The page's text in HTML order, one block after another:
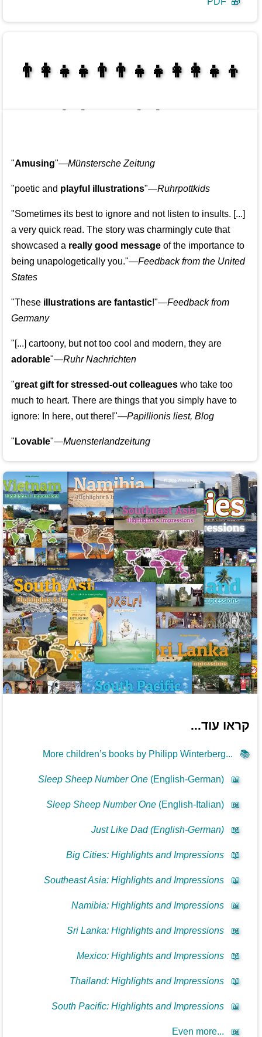
👩‍👩‍👧‍👦👨‍👨‍👧‍👧👨‍👩‍👧‍👧
"Amusing"—Münstersche Zeitung
"poetic and playful illustrations"—Ruhrpottkids
"Sometimes its best to ignore and not listen to insults. [...]
a very quick read. The story was charmingly cute that
showcased a really good messageof the importance to
being unapologetically you."—Feedback from the United
States
"These illustrations are fantastic!"—Feedback from
Germany
"[...] cartoony, but not too cool and modern, they are
adorable"—Ruhr Nachrichten
"great gift for stressed-out colleagueswho take too
much to heart. There are things that you simply have to
ignore: In here, out there!"—Papillionis liest, Blog
" Lovable"—Muensterlandzeitung
קראו עוד...
📚
More children’s books by Philipp Winterberg...
📖
Sleep Sheep Number One(English-German)
📖
Sleep Sheep Number One(English-Italian)
📖
Just Like Dad (English-German)
📖
Big Cities: Highlights and Impressions
📖
Southeast Asia: Highlights and Impressions
📖
Namibia: Highlights and Impressions
📖
Sri Lanka: Highlights and Impressions
📖
Mexico: Highlights and Impressions
📖
Thailand: Highlights and Impressions
📖
South Pacific: Highlights and Impressions
📖
Even more...